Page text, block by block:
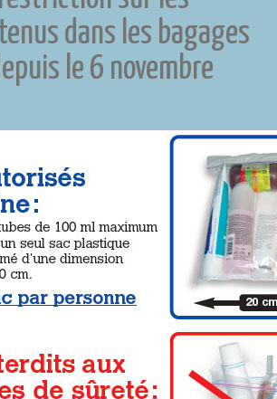
dans les bagages
le 6 novembre